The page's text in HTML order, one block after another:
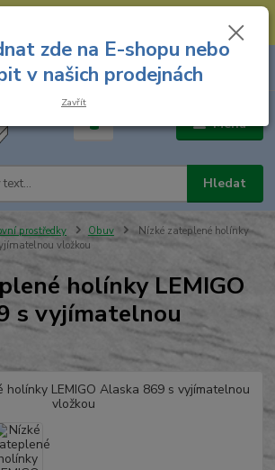
431 045 --- Prodejna nářadí: 731 449 423 --
Menu
Hledat
za
prostředky Obuv
Nízké zateplené holínky
vložkou
holínky LEMIGO
s vyjímatelnou
zde na E-shopu nebo
v našich prodejnách
Zavřít